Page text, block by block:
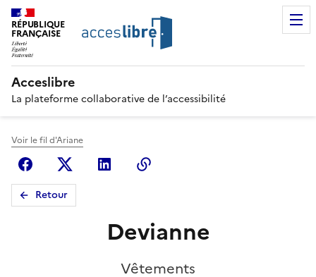
RÉPUBLIQUE
FRANÇAISE
Acceslibre
La plateforme collaborative de l’accessibilité
Voir le fil d'Ariane
FacebookX (anciennement Twitter)
Linkedin
Retour
Devianne
Vêtements